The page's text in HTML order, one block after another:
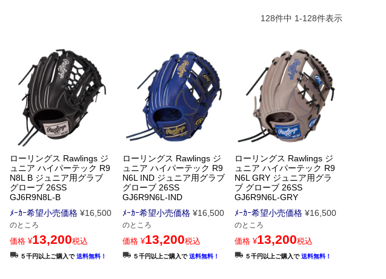
128件中 1-128件表示
ローリングス Rawlings ジ
ュニア ハイパーテック R9
N8L B ジュニア用グラブ
グローブ 26SS
GJ6R9N8L-B
ﾒｰｶｰ希望小売価格 ¥16,500
のところ
価格 ¥13,200税込
５千円以上ご購入で送料無料！
ローリングス Rawlings ジ
ュニア ハイパーテック R9
N6L IND ジュニア用グラブ
グローブ 26SS
GJ6R9N6L-IND
ﾒｰｶｰ希望小売価格 ¥16,500
のところ
価格 ¥13,200税込
５千円以上ご購入で送料無料！
ローリングス Rawlings ジ
ュニア ハイパーテック R9
N6L GRY ジュニア用グラ
ブ グローブ 26SS
GJ6R9N6L-GRY
ﾒｰｶｰ希望小売価格 ¥16,500
のところ
価格 ¥13,200税込
５千円以上ご購入で送料無料！